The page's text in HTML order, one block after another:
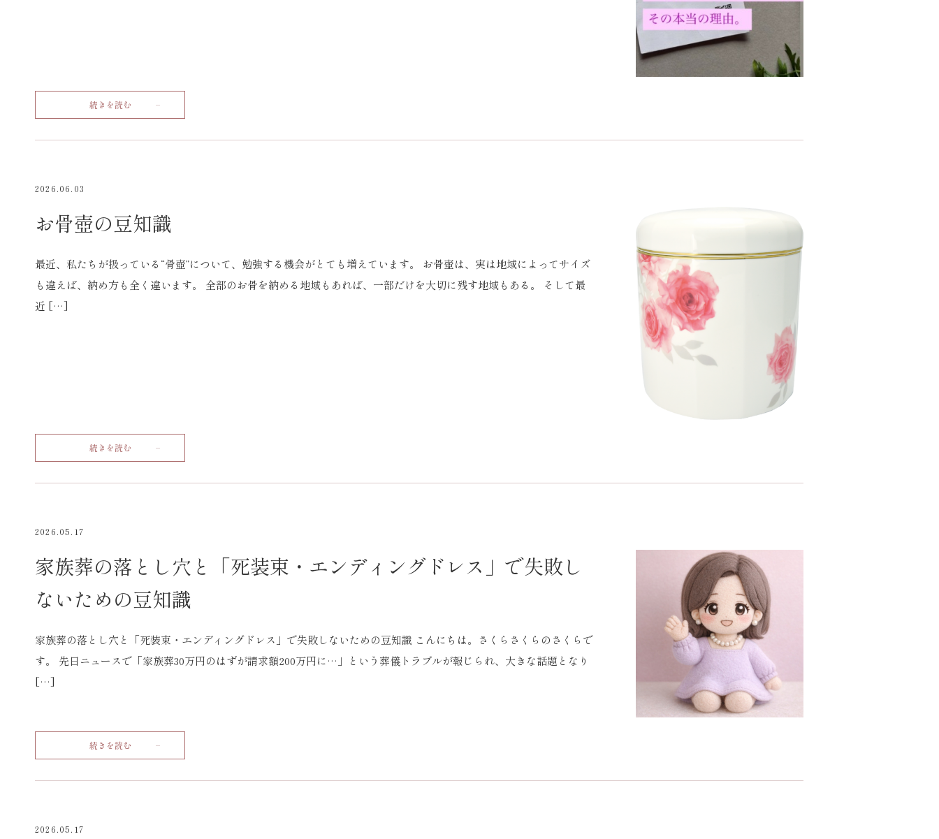
続きを読む
2026.06.03
お骨壺の豆知識
最近、私たちが扱っている“骨壺”について、勉強する機会がとても増えています。 お骨壺は、実は地域によってサイズ
も違えば、納め方も全く違います。 全部のお骨を納める地域もあれば、一部だけを大切に残す地域もある。 そして最
近 […]
続きを読む
2026.05.17
家族葬の落とし穴と「死装束・エンディングドレス」で失敗し
ないための豆知識
家族葬の落とし穴と「死装束・エンディングドレス」で失敗しないための豆知識 こんにちは。さくらさくらのさくらで
す。 先日ニュースで「家族葬30万円のはずが請求額200万円に…」という葬儀トラブルが報じられ、大きな話題となり
[…]
続きを読む
2026.05.17